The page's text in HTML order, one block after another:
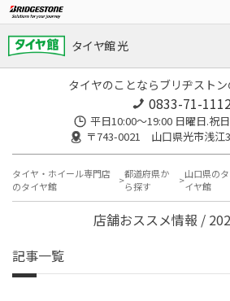
タイヤ館 光
タイヤのことならブリヂスト
0833-71-
平日10:00〜19:00 日曜日.祝
〒743-0021 山口県光市浅江
タイヤ・ホイール専門店
のタイヤ館
都道府県か
ら探す
山口県のタ
イヤ館
店舗おススメ情報 /
記事一覧